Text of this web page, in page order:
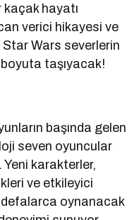
hayatı
verici hikayesi ve
Wars severlerin
taşıyacak!
başında gelen
seven oyuncular
karakterler,
ve etkileyici
oynanacak